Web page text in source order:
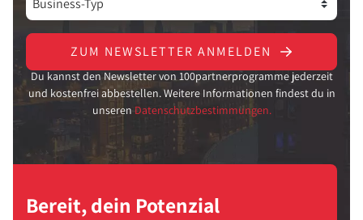
ZUM NEWSLETTER ANMELDEN
Du kannst den Newsletter von 100partnerprogramme jederzeit
und kostenfrei abbestellen. Weitere Informationen findest du in
unseren Datenschutzbestimmungen.
Bereit, dein Potenzial